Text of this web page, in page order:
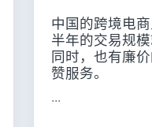
中国的跨境电
半年的交易规
同时，也有廉
赞服务。
...